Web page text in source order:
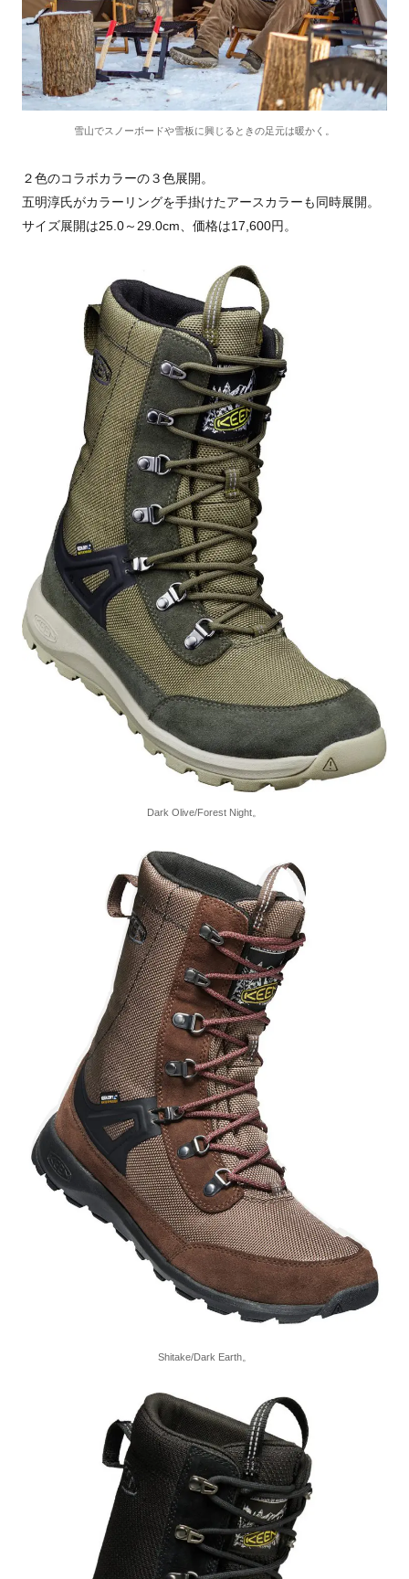
雪山でスノーボードや雪板に興じるときの足元は暖かく。
２色のコラボカラーの３色展開。
五明淳氏がカラーリングを手掛けたアースカラーも同時展開。
サイズ展開は25.0～29.0cm、価格は17,600円。
Dark Olive/Forest Night。
Shitake/Dark Earth。